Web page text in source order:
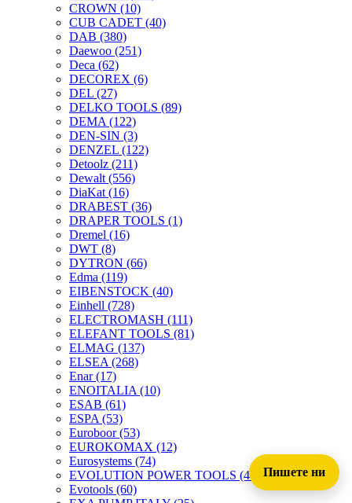
CROWN (10)
CUB CADET (40)
DAB (380)
Daewoo (251)
Deca (62)
DECOREX (6)
DEL (27)
DELKO TOOLS (89)
DEMA (122)
DEN-SIN (3)
DENZEL (122)
Detoolz (211)
Dewalt (556)
DiaKat (16)
DRABEST (36)
DRAPER TOOLS (1)
Dremel (16)
DWT (8)
DYTRON (66)
Edma (119)
EIBENSTOCK (40)
Einhell (728)
ELECTROMASH (111)
ELEFANT TOOLS (81)
ELMAG (137)
ELSEA (268)
Enar(17)
ENOITALIA (10)
ESAB (61)
ESPA (53)
Euroboor(53)
EUROKOMAX (12)
Eurosystems (74)
EVOLUTION POWER TOOLS (45)
Evotools (60)
Пишете ни